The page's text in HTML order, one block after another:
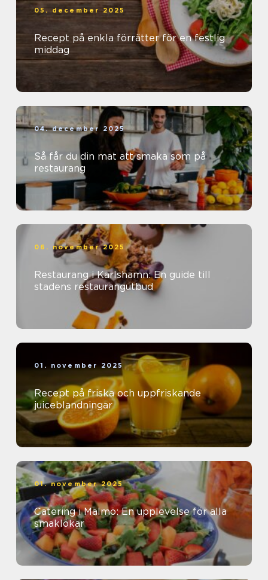
05. december 2025
Recept på enkla förrätter för en festlig
middag
04. december 2025
Så får du din mat att smaka som på
restaurang
06. november 2025
Restaurang i Karlshamn: En guide till
stadens restaurangutbud
01. november 2025
Recept på friska och uppfriskande
juiceblandningar
01. november 2025
Catering i Malmö: En upplevelse för alla
smaklökar